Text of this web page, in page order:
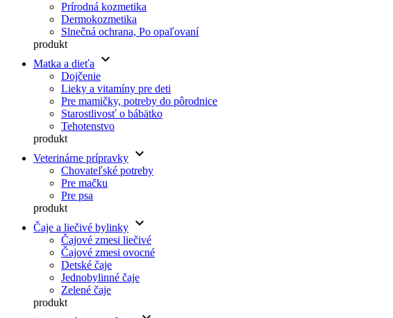
Prírodná kozmetika
Dermokozmetika
Slnečná ochrana, Po opaľovaní
produkt
Matka a dieťa
keyboard_arrow_down
Dojčenie
Lieky a vitamíny pre deti
Pre mamičky, potreby do pôrodnice
Starostlivosť o bábätko
Tehotenstvo
produkt
Veterinárne prípravky keyboard_arrow_down
Chovateľské potreby
Pre mačku
Pre psa
produkt
Čaje a liečivé bylinky keyboard_arrow_down
Čajové zmesi liečivé
Čajové zmesi ovocné
Detské čaje
Jednobylinné čaje
Zelené čaje
produkt